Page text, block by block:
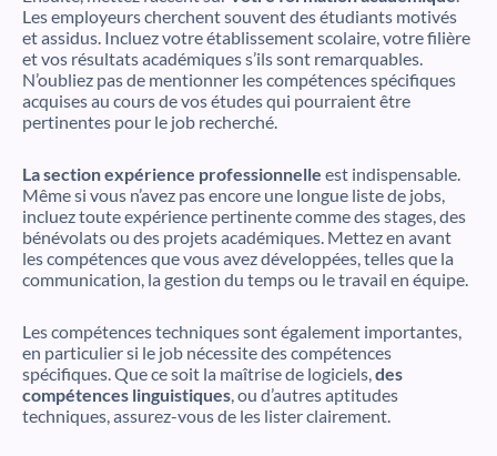
Les employeurs cherchent souvent des étudiants motivés
et assidus. Incluez votre établissement scolaire, votre filière
et vos résultats académiques s’ils sont remarquables.
N’oubliez pas de mentionner les compétences spécifiques
acquises au cours de vos études qui pourraient être
pertinentes pour le job recherché.
La section expérience professionnelle est indispensable.
Même si vous n’avez pas encore une longue liste de jobs,
incluez toute expérience pertinente comme des stages, des
bénévolats ou des projets académiques. Mettez en avant
les compétences que vous avez développées, telles que la
communication, la gestion du temps ou le travail en équipe.
Les compétences techniques sont également importantes,
en particulier si le job nécessite des compétences
spécifiques. Que ce soit la maîtrise de logiciels,des
compétences linguistiques, ou d’autres aptitudes
techniques, assurez-vous de les lister clairement.